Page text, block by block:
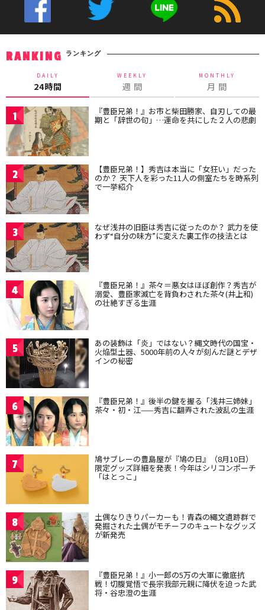
RANKING ランキング
DAILY
24時間
WEEKLY
週 間
MONTHLY
月 間
1 『豊臣兄弟！』お市と柴田勝家、自刃しての最
期と「辞世の句」…運命を共にした２人の悲劇
2 【豊臣兄弟！】秀吉は本当に「女狂い」だった
のか？ 天下人を彩った11人の側室たちを時系列
で一挙紹介
3 なぜ浅井の旧臣は秀吉に従ったのか？ 武力を使
わず“自分の味方”に変えた裏工作の技法とは
4 『豊臣兄弟！』茶々＝悪女はほぼ創作？秀吉が
溺愛、豊臣家滅亡を背負わされた茶々(井上和)
の壮絶すぎる生涯
5 あの装飾は「炎」ではない？縄文時代の国宝・
火焔型土器、5000年前の人々が刻んだ謎とデザ
インの秘密
6 『豊臣兄弟！』後半の鍵を握る「浅井三姉妹」
茶々・初・江——秀吉に翻弄された波乱の生涯
7 鳩サブレーの豊島屋が『鳩の日』（8月10日）
限定グッズ詳細を発表！今年はシリコンポーチ
「はとっこ」
8 土偶なりきりパーカーも！青森の縄文遺跡群で
発掘された土偶がモチーフのキュートなグッズ
が新発売
9 『豊臣兄弟！』小一郎の5万の大軍に徹底抗
戦！切腹覚悟で長宗我部元親に降伏を迫った武
将・谷忠澄の生涯